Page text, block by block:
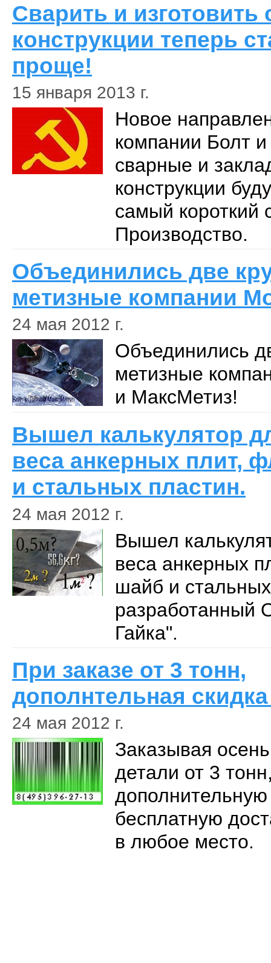
Сварить и изготовить
конструкции теперь
проще!
15 января 2013 г.
Новое
компании Болт и
сварные и
конструкции
самый короткий
Производство.
Объединились две
метизные компании
24 мая 2012 г.
Объединились
метизные
и МаксМетиз!
Вышел калькулятор
веса анкерных плит,
и стальных пластин.
24 мая 2012 г.
Вышел
веса анкерных
шайб и
разработанный
Гайка".
При заказе от 3 тонн,
дополнтельная
24 мая 2012 г.
Заказывая
детали от 3
дополнительную
бесплатную
в любое место.